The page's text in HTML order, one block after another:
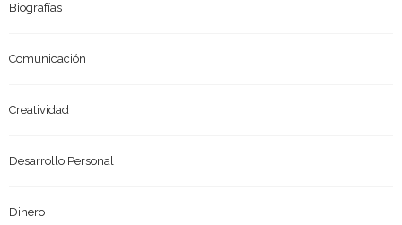
Biografías
Comunicación
Creatividad
Desarrollo Personal
Dinero